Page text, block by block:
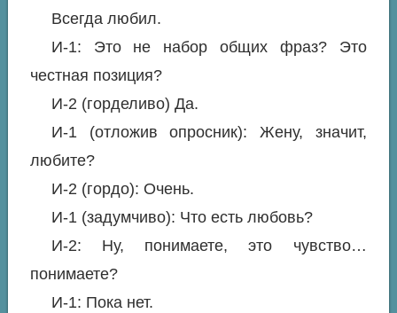
Всегда любил.
И-1: Это не набор общих фраз? Это
честная позиция?
И-2 (горделиво) Да.
И-1 (отложив опросник): Жену, значит,
любите?
И-2 (гордо): Очень.
И-1 (задумчиво): Что есть любовь?
И-2: Ну, понимаете, это чувство…
понимаете?
И-1: Пока нет.